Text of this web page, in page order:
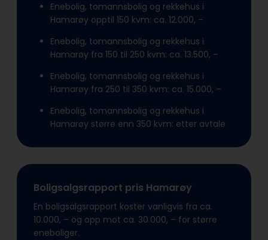
Enebolig, tomannsbolig og rekkehus i
Hamarøy opptil 150 kvm: ca. 12.000, –
Enebolig, tomannsbolig og rekkehus i
Hamarøy fra 150 til 250 kvm: ca. 13.500, –
Enebolig, tomannsbolig og rekkehus i
Hamarøy fra 250 til 350 kvm: ca. 15.000, –
Enebolig, tomannsbolig og rekkehus i
Hamarøy større enn 350 kvm: etter avtale
Boligsalgsrapport pris Hamarøy
En boligsalgsrapport koster vanligvis fra ca.
10.000, – og opp mot ca. 30.000, – for større
eneboliger.